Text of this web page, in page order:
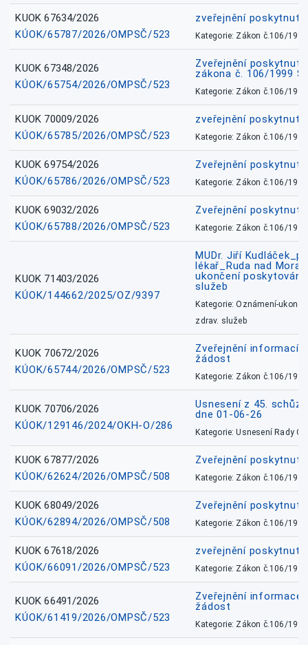
KUOK 67634/2026
KÚOK/65787/2026/OMPSČ/523
zveřejnění
Kategorie: Zákon č.106/1999
KUOK 67348/2026
KÚOK/65754/2026/OMPSČ/523
Zveřejnění
zákona č. 106/1999
Kategorie: Zákon č.106/1999
KUOK 70009/2026
KÚOK/65785/2026/OMPSČ/523
zveřejnění
Kategorie: Zákon č.106/1999
KUOK 69754/2026
KÚOK/65786/2026/OMPSČ/523
Zveřejnění
Kategorie: Zákon č.106/1999
KUOK 69032/2026
KÚOK/65788/2026/OMPSČ/523
Zveřejnění
Kategorie: Zákon č.106/1999
KUOK 71403/2026
KÚOK/144662/2025/OZ/9397
MUDr. Jiří
lékař_Ruda nad
ukončení
služeb
Kategorie: Oznámení-
zdrav. služeb
KUOK 70672/2026
KÚOK/65744/2026/OMPSČ/523
Zveřejnění informací
žádost
Kategorie: Zákon č.106/1999
KUOK 70706/2026
KÚOK/129146/2024/OKH-O/286
Usnesení z 45.
dne 01-06-26
Kategorie: Usnesení Rady
KUOK 67877/2026
KÚOK/62624/2026/OMPSČ/508
Zveřejnění
Kategorie: Zákon č.106/1999
KUOK 68049/2026
KÚOK/62894/2026/OMPSČ/508
Zveřejnění
Kategorie: Zákon č.106/1999
KUOK 67618/2026
KÚOK/66091/2026/OMPSČ/523
zveřejnění
Kategorie: Zákon č.106/1999
KUOK 66491/2026
KÚOK/61419/2026/OMPSČ/523
Zveřejnění informace
žádost
Kategorie: Zákon č.106/1999